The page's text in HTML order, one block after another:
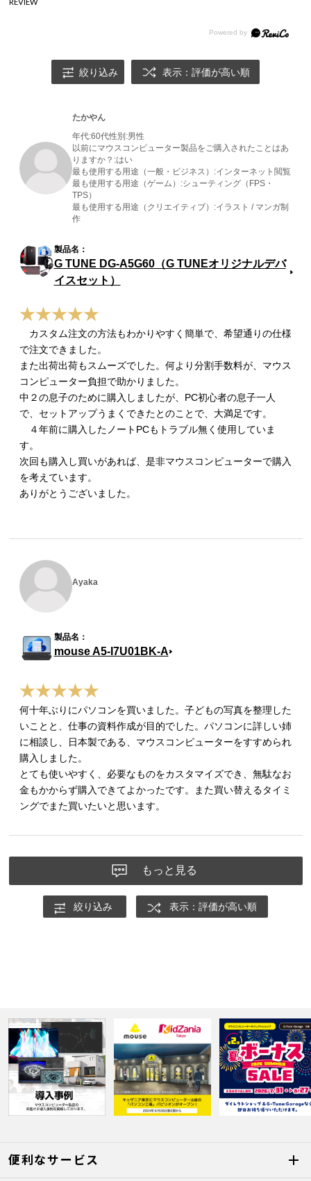
絞り込み 表示：評価が高い順
たかやん
年代:60代性別:男性
以前にマウスコンピューター製品をご購入されたことはあ
りますか？:はい
最も使用する用途（一般・ビジネス）:インターネット閲覧
最も使用する用途（ゲーム）:シューティング（FPS・
TPS）
最も使用する用途（クリエイティブ）:イラスト / マンガ制
作
G TUNE DG-A5G60（G TUNEオリジナルデバ
イスセット）
カスタム注文の方法もわかりやすく簡単で、希望通りの仕様
で注文できました。
また出荷出荷もスムーズでした。何より分割手数料が、マウス
コンピューター負担で助かりました。
中２の息子のために購入しましたが、PC初心者の息子一人
で、セットアップうまくできたとのことで、大満足です。
４年前に購入したノートPCもトラブル無く使用していま
す。
次回も購入し買いがあれば、是非マウスコンピューターで購入
を考えています。
ありがとうございました。
Ayaka
mouse A5-I7U01BK-A
何十年ぶりにパソコンを買いました。子どもの写真を整理した
いことと、仕事の資料作成が目的でした。パソコンに詳しい姉
に相談し、日本製である、マウスコンピューターをすすめられ
購入しました。
とても使いやすく、必要なものをカスタマイズでき、無駄なお
金もかからず購入できてよかったです。また買い替えるタイミ
ングでまた買いたいと思います。
もっと見る
絞り込み 表示：評価が高い順
便利なサービス